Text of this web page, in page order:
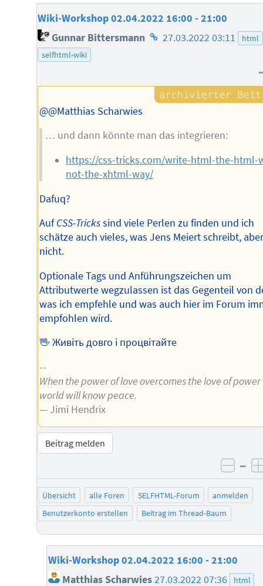
Wiki-Workshop 02.04.2022 16:00 - 21:00
Gunnar Bittersmann Homepage
27.03.2022 03:11
html
selfhtml-wiki
@@Matthias Scharwies
… und dann könnte man das integrieren:
https://css-tricks.com/write-html-the-html-
not-the-xhtml-way/
Dafuq?
AufCSS-Trickssind viele Perlen zu finden und ich
schätze auch vieles, was Jens Meiert schreibt,
nicht.
Optionale Tags und Anführungszeichen um
Attributwerte wegzulassen ist das Gegenteil von
was ich empfehle und was auch hier im Forum
empfohlen wird.
🖖 Живіть довго і процвітайте
--
When the power of love overcomes the love of
world will know peace.
— Jimi Hendrix
Beitrag melden
–
Übersicht alle Foren SELFHTML-Forum
anmelden
Benutzerkonto erstellen
Beitrag im Thread-Baum
Wiki-Workshop 02.04.2022 16:00 - 21:00
Matthias Scharwies27.03.2022 07:36 html